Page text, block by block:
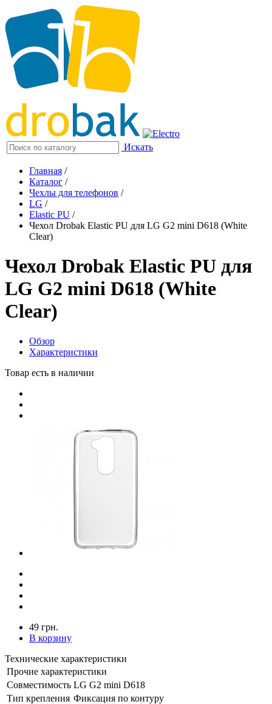
Искать
Главная /
Каталог /
Чехлы для телефонов /
LG /
Elastic PU /
Чехол Drobak Elastic PU для LG G2 mini D618 (White
Clear)
Чехол Drobak Elastic PU для
LG G2 mini D618 (White
Clear)
Обзор
Характеристики
Товар есть в наличии
49 грн.
В корзину
Технические характеристики
Прочие характеристики
Совместимость LG G2 mini D618
Тип крепления Фиксация по контуру